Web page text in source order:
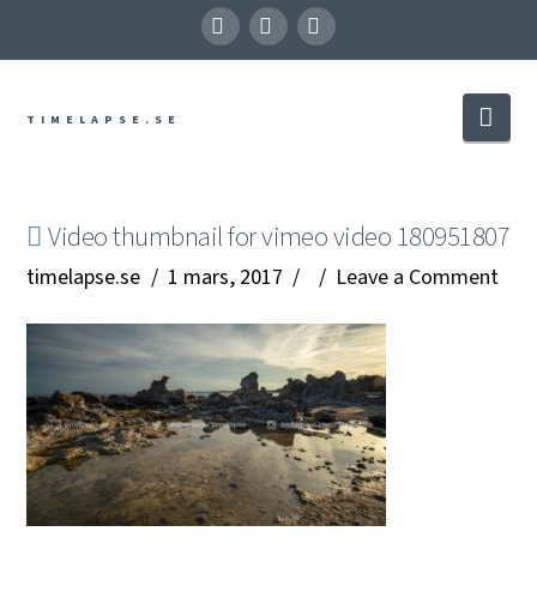
X VimeoInstagram
TIMELAPSE.SE
Video thumbnail for vimeo video 180951807
timelapse.se 1 mars, 2017 Leave a Comment